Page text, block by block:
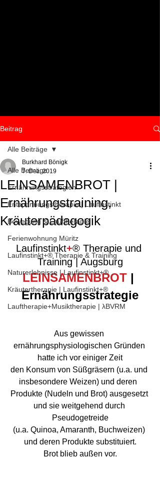
Beitrag
Alle Beiträge
Ernährungsstrategien
Entspannungstherapie | Laufinstinkt
Bewegung & Lauftherapie
Ferienwohnung Müritz
Laufinstinkt+® Therapie & Training
Naturerlebnisse | Laufinstinkt+®
Kräutertherapie | Laufinstinkt+®
Lauftherapie+Musiktherapie | λBVRM
Alle Beiträge
LEINSAMENBROT |
Ernährungstraining,
Kräuterpädagogik
Burkhard Bönigk
7. Dez. 2019
Laufinstinkt+® Therapie und
Training | Augsburg
LEINSAMENBROT |
Ernährungsstrategie
Aus gewissen
ernährungsphysiologischen Gründen
hatte ich vor einiger Zeit
den Konsum von Süßgräsern (u.a. und
insbesondere Weizen) und deren
Produkte (Nudeln und Brot) ausgesetzt
und sie weitgehend durch
Pseudogetreide
(u.a. Quinoa, Amaranth, Buchweizen)
und deren Produkte substituiert.
Brot blieb außen vor.